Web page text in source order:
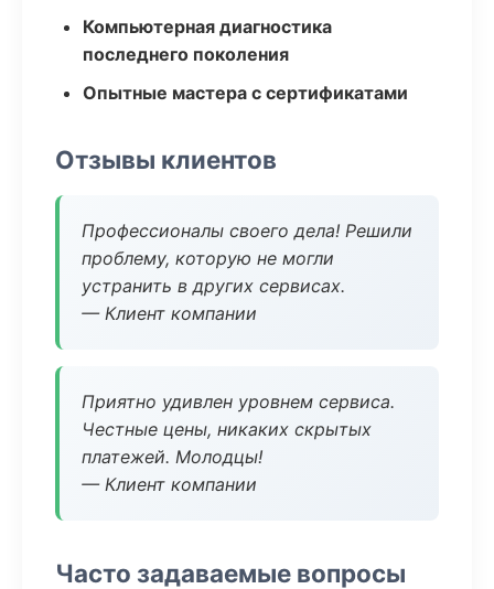
Компьютерная диагностика
последнего поколения
Опытные мастера с сертификатами
Отзывы клиентов
Профессионалы своего дела! Решили
проблему, которую не могли
устранить в других сервисах.
— Клиент компании
Приятно удивлен уровнем сервиса.
Честные цены, никаких скрытых
платежей. Молодцы!
— Клиент компании
Часто задаваемые вопросы